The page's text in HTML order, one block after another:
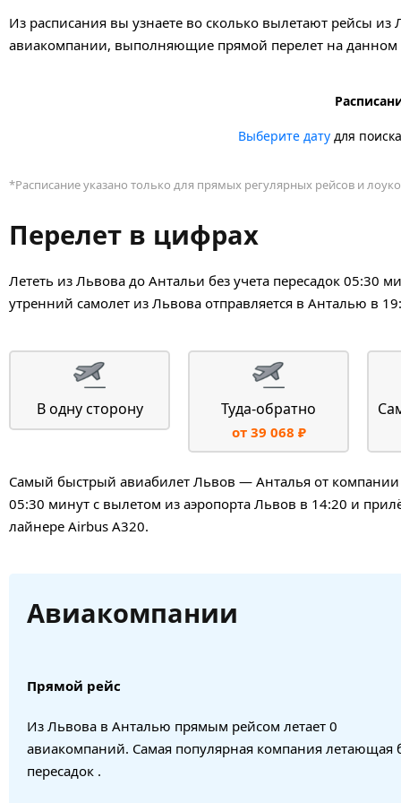
Из расписания вы узнаете во сколько вылетают рейсы
авиакомпании, выполняющие прямой перелет на
Выберите датудля
*Расписание указано только для прямых регулярных рейсов и
Перелет в цифрах
Лететь из Львова до Антальи без учета пересадок
утренний самолет из Львова отправляется в Анталью в
В одну сторону Туда-обратно
от 39 068 ₽
Самый быстрый авиабилет Львов — Анталья от компании
05:30 минут с вылетом из аэропорта Львов в 14:20 и
лайнере Airbus A320.
Авиакомпании
Прямой рейс
Из Львова в Анталью прямым рейсом летает 0
авиакомпаний. Самая популярная компания летающая
пересадок .